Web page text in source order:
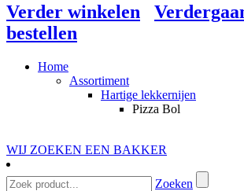
Verder winkelen
bestellen
Home
Assortiment
Hartige lekkernijen
Pizza Bol
WIJ ZOEKEN EEN BAKKER
Zoeken